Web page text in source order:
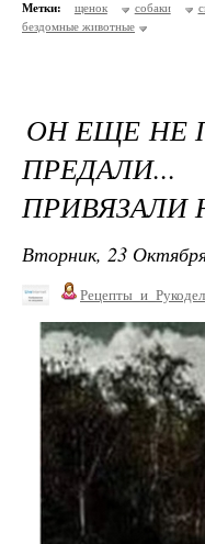
Метки: щенок собаки
бездомные животные
ОН ЕЩЕ НЕ
ПРИВЯЗАЛИ
Вторник, 23